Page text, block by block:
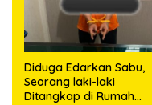
Diduga Edarkan Sabu,
Seorang laki-laki
Ditangkap di Rumah